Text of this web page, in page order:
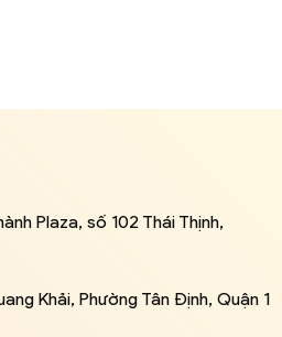
Plaza, số 102 Thái Thịnh,
Khải, Phường Tân Định, Quận 1